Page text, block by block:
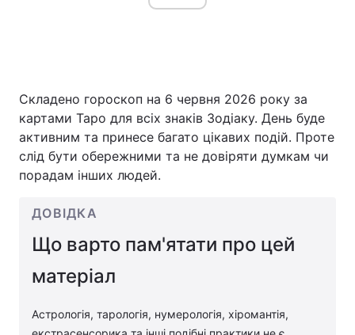
Головна Війна
Україна Політика
Економіка
Спорт
Техно і зв'язок Лайт
Зброя
Здоров'я Туризм
Складено гороскоп на 6 червня 2026 року за
картами Таро для всіх знаків Зодіаку. День буде
активним та принесе багато цікавих подій. Проте
слід бути обережними та не довіряти думкам чи
порадам інших людей.
ДОВІДКА
Що варто пам'ятати про цей
матеріал
Астрологія, тарологія, нумерологія, хіромантія,